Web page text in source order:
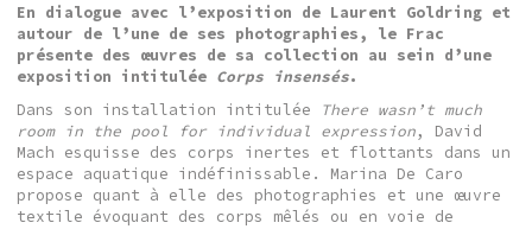
En dialogue avec l’exposition de Laurent Goldring et
autour de l’une de ses photographies, le Frac
présente des œuvres de sa collection au sein d’une
exposition intitulée Corps insensés.
Dans son installation intitulée There wasn’t much
room in the pool for individual expression, David
Mach esquisse des corps inertes et flottants dans un
espace aquatique indéfinissable. Marina De Caro
propose quant à elle des photographies et une œuvre
textile évoquant des corps mêlés ou en voie de